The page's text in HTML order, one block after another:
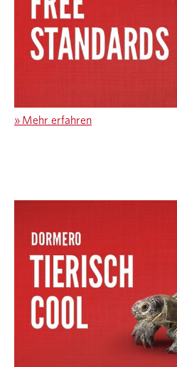
» Mehr erfahren